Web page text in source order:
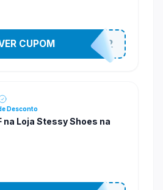
141525852
CUPOM
Desconto
na Loja Stessy Shoes na